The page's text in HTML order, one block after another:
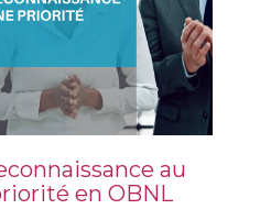
au
en OBNL